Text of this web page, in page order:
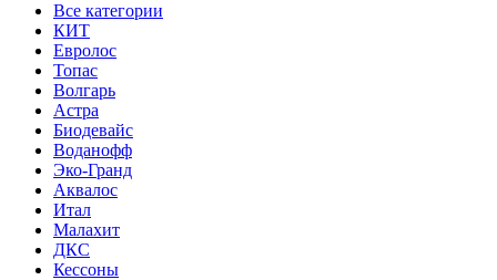
Все категории
КИТ
Евролос
Топас
Волгарь
Астра
Биодевайс
Воданофф
Эко-Гранд
Аквалос
Итал
Малахит
ДКС
Кессоны